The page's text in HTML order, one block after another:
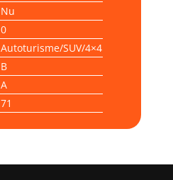
Nu
0
Autoturisme/SUV/4×4
B
A
71